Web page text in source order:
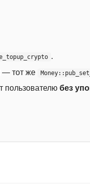
.
тот же
пользователю без